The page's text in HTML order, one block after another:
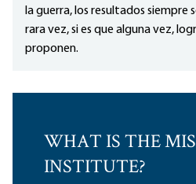
la guerra, los resultados siempre
rara vez, si es que alguna vez,
proponen.
WHAT IS THE
INSTITUTE?